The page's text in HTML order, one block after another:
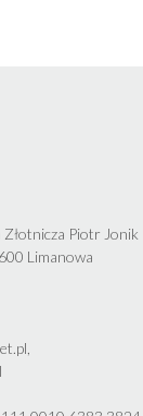
Piotr Jonik
Limanowa